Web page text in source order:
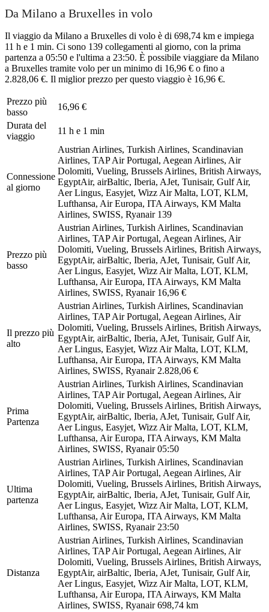
Da Milano a Bruxelles in volo
Il viaggio da Milano a Bruxelles di volo è di 698,74 km e impiega
11 h e 1 min. Ci sono 139 collegamenti al giorno, con la prima
partenza a 05:50 e l'ultima a 23:50. È possibile viaggiare da Milano
a Bruxelles tramite volo per un minimo di 16,96 € o fino a
2.828,06 €. Il miglior prezzo per questo viaggio è 16,96 €.
Prezzo più
basso
16,96 €
Durata del
viaggio
11 h e 1 min
Connessione
al giorno
Austrian Airlines, Turkish Airlines, Scandinavian
Airlines, TAP Air Portugal, Aegean Airlines, Air
Dolomiti, Vueling, Brussels Airlines, British Airways,
EgyptAir, airBaltic, Iberia, AJet, Tunisair, Gulf Air,
Aer Lingus, Easyjet, Wizz Air Malta, LOT, KLM,
Lufthansa, Air Europa, ITA Airways, KM Malta
Airlines, SWISS, Ryanair 139
Prezzo più
basso
Austrian Airlines, Turkish Airlines, Scandinavian
Airlines, TAP Air Portugal, Aegean Airlines, Air
Dolomiti, Vueling, Brussels Airlines, British Airways,
EgyptAir, airBaltic, Iberia, AJet, Tunisair, Gulf Air,
Aer Lingus, Easyjet, Wizz Air Malta, LOT, KLM,
Lufthansa, Air Europa, ITA Airways, KM Malta
Airlines, SWISS, Ryanair 16,96 €
Il prezzo più
alto
Austrian Airlines, Turkish Airlines, Scandinavian
Airlines, TAP Air Portugal, Aegean Airlines, Air
Dolomiti, Vueling, Brussels Airlines, British Airways,
EgyptAir, airBaltic, Iberia, AJet, Tunisair, Gulf Air,
Aer Lingus, Easyjet, Wizz Air Malta, LOT, KLM,
Lufthansa, Air Europa, ITA Airways, KM Malta
Airlines, SWISS, Ryanair 2.828,06 €
Prima
Partenza
Austrian Airlines, Turkish Airlines, Scandinavian
Airlines, TAP Air Portugal, Aegean Airlines, Air
Dolomiti, Vueling, Brussels Airlines, British Airways,
EgyptAir, airBaltic, Iberia, AJet, Tunisair, Gulf Air,
Aer Lingus, Easyjet, Wizz Air Malta, LOT, KLM,
Lufthansa, Air Europa, ITA Airways, KM Malta
Airlines, SWISS, Ryanair 05:50
Ultima
partenza
Austrian Airlines, Turkish Airlines, Scandinavian
Airlines, TAP Air Portugal, Aegean Airlines, Air
Dolomiti, Vueling, Brussels Airlines, British Airways,
EgyptAir, airBaltic, Iberia, AJet, Tunisair, Gulf Air,
Aer Lingus, Easyjet, Wizz Air Malta, LOT, KLM,
Lufthansa, Air Europa, ITA Airways, KM Malta
Airlines, SWISS, Ryanair 23:50
Distanza
Austrian Airlines, Turkish Airlines, Scandinavian
Airlines, TAP Air Portugal, Aegean Airlines, Air
Dolomiti, Vueling, Brussels Airlines, British Airways,
EgyptAir, airBaltic, Iberia, AJet, Tunisair, Gulf Air,
Aer Lingus, Easyjet, Wizz Air Malta, LOT, KLM,
Lufthansa, Air Europa, ITA Airways, KM Malta
Airlines, SWISS, Ryanair 698,74 km